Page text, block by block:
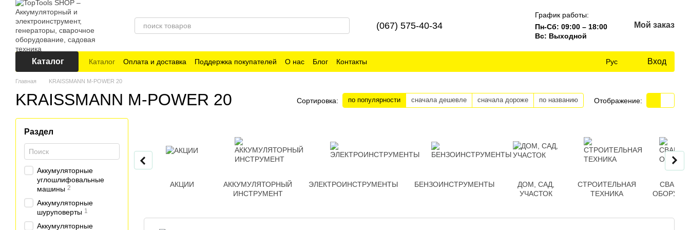
Перейти к основному контенту
(067) 575-40-34
График работы:
Пн-Сб: 09:00 – 18:00
Вс: Выходной
Мой заказ
Каталог Каталог Оплата и доставка Поддержка покупателей О нас Блог Контакты Рус Вход
Главная KRAISSMANN M-POWER 20
KRAISSMANN M-POWER 20 Сортировка: по популярности сначала дешевле сначала дороже по названию Отображение:
АКЦИИ
АККУМУЛЯТОРНЫЙ
ИНСТРУМЕНТ
ЭЛЕКТРОИНСТРУМЕНТЫ БЕНЗОИНСТРУМЕНТЫ
ДОМ, САД,
УЧАСТОК
СТРОИТЕЛЬНАЯ
ТЕХНИКА
Раздел
Аккумуляторные
углошлифовальные
машины 2
Аккумуляторные
шуруповерты 1
Аккумуляторные